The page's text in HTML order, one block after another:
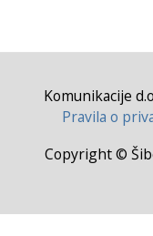
Komunikacije
Pravila o
Copyright ©